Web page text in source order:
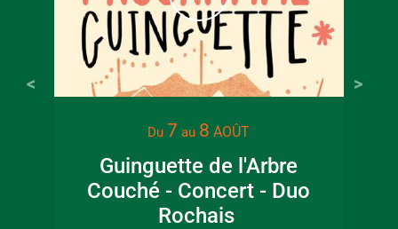
Du 7 au 8 AOÛT
Guinguette de l'Arbre
Couché - Concert - Duo
Rochais